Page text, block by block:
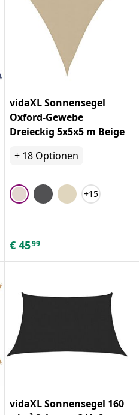
vidaXL Sonnensegel
Oxford-Gewebe
Dreieckig 5x5x5 m Beige
+ 18 Optionen
+15
€ 4599
vidaXL Sonnensegel 160